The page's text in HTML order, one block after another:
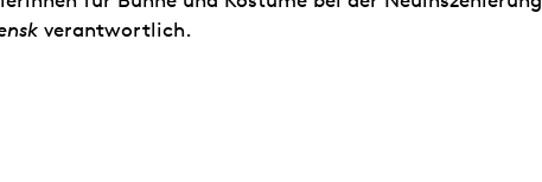
verantwortlich.